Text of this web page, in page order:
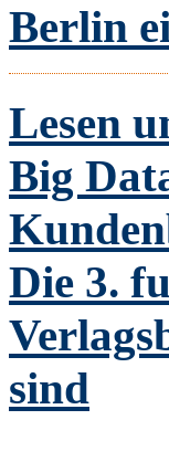
Berlin
Lesen
Big
Die 3.
sind